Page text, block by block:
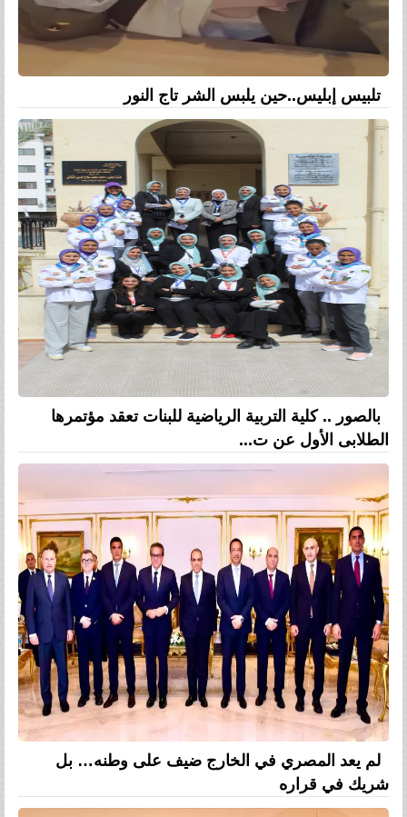
تلبيس إبليس..حين يلبس الشر تاج النور
بالصور .. كلية التربية الرياضية للبنات تعقد مؤتمرها
الطلابى الأول عن ت...
لم يعد المصري في الخارج ضيف على وطنه… بل
شريك في قراره